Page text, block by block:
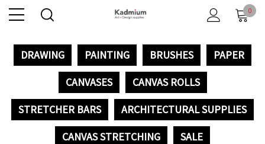
0
DRAWING PAINTING BRUSHES
PAPER
CANVASES
CANVAS ROLLS
STRETCHER BARS
ARCHITECTURAL SUPPLIES
CANVAS STRETCHING
SALE